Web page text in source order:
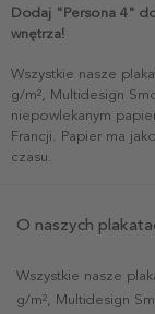
Dodaj "Persona 4"
wnętrza!
Wszystkie nasze
g/m², Multidesign
niepowlekanym
Francji. Papier ma
czasu.
O naszych
Wszystkie nasze
g/m², Multidesign